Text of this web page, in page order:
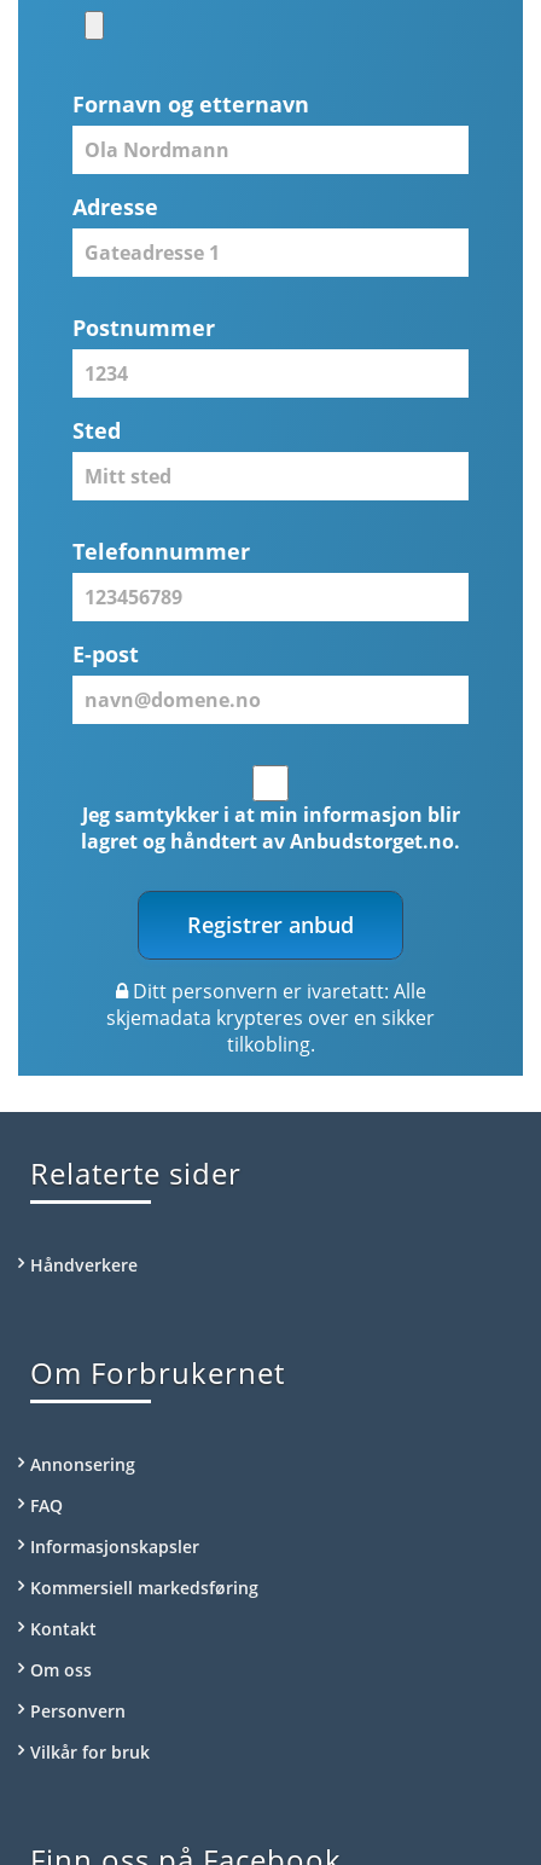
Fornavn og etternavn
Adresse
Postnummer
Sted
Telefonnummer
E-post
Jeg samtykker i at min informasjon blir
lagret og håndtert av Anbudstorget.no.
Registrer anbud
Ditt personvern er ivaretatt: Alle
skjemadata krypteres over en sikker
tilkobling.
Relaterte sider
Håndverkere
Om Forbrukernet
Annonsering
FAQ
Informasjonskapsler
Kommersiell markedsføring
Kontakt
Om oss
Personvern
Vilkår for bruk